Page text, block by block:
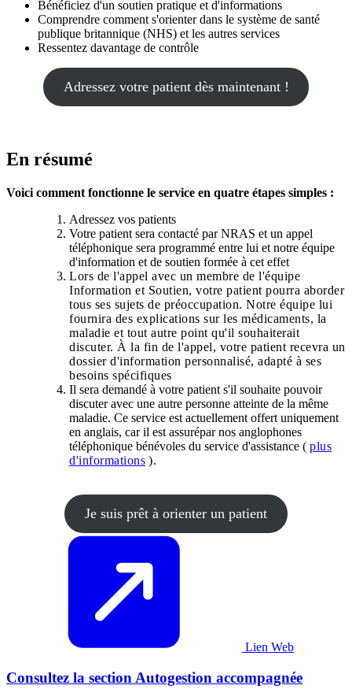
Bénéficiez d'un soutien pratique et d'informations
Comprendre comment s'orienter dans le système de santé
publique britannique (NHS) et les autres services
Ressentez davantage de contrôle
Adressez votre patient dès maintenant !
En résumé
Voici comment fonctionne le service en quatre étapes simples :
Adressez vos patients
Votre patient sera contacté par NRAS et un appel
téléphonique sera programmé entre lui et notre équipe
d'information et de soutien formée à cet effet
Lors de l'appel avec un membre de l'équipe
Information et Soutien, votre patient pourra aborder
tous ses sujets de préoccupation. Notre équipe lui
fournira des explications sur les médicaments, la
maladie et tout autre point qu'il souhaiterait
discuter. À la fin de l'appel, votre patient recevra un
dossier d'information personnalisé, adapté à ses
besoins spécifiques
Il sera demandé à votre patient s'il souhaite pouvoir
discuter avec une autre personne atteinte de la même
maladie. Ce service est actuellement offert uniquement
en anglais, car il est assurépar nos anglophones
téléphonique bénévoles du service d'assistance ( plus
d'informations ).
Je suis prêt à orienter un patient
Lien Web
Consultez la section Autogestion accompagnée